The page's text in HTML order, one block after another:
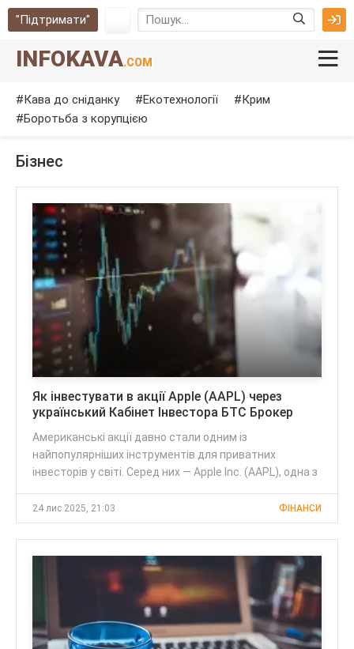
"Підтримати"
INFOKAVA.COM
Кава до сніданку Екотехнології
Крим
Боротьба з корупцією
Бізнес
Як інвестувати в акції Apple (AAPL) через
український Кабінет Інвестора БТС Брокер
Американські акції давно стали одним із
найпопулярніших інструментів для приватних
інвесторів у світі. Серед них — Apple Inc. (AAPL), одна з
24 лис 2025, 21:03 ФІНАНСИ